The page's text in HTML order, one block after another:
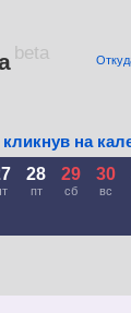
beta
на
28
пт
29
сб
30
вс